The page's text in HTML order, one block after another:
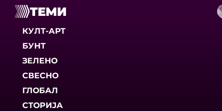
ТЕМИ
КУЛТ-АРТ
БУНТ
ЗЕЛЕНО
СВЕСНО
ГЛОБАЛ
СТОРИЈА